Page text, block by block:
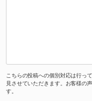
こちらの投稿への個別対応は行っ
見させていただきます。お客様の
す。